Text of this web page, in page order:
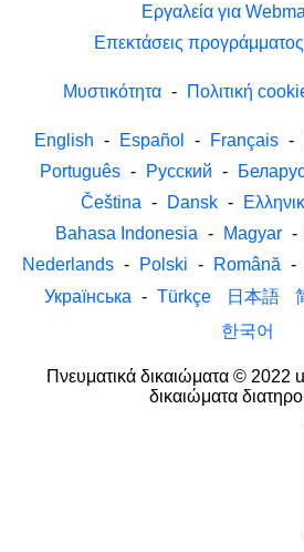
Εργαλεία για
Επεκτάσεις
Μυστικότητα - Πολιτική
English - Español - Français -
Português - Русский -
Čeština - Dansk -
Bahasa Indonesia - Magyar -
Nederlands - Polski - Română -
Українська - Türkçe 日本語
한국어
Πνευματικά δικαιώματα © 2022
δικαιώματα